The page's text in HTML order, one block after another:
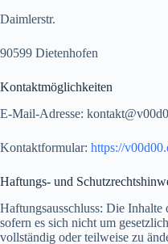
Daimlerstr.
90599 Dietenhofen
Kontaktmöglichkeiten
E-Mail-Adresse:
d00v@
tkatn
ok
Kontaktformular: https://
Haftungs- und
Haftungsausschluss: Die
sofern es sich nicht um
vollständig oder teilweise zu